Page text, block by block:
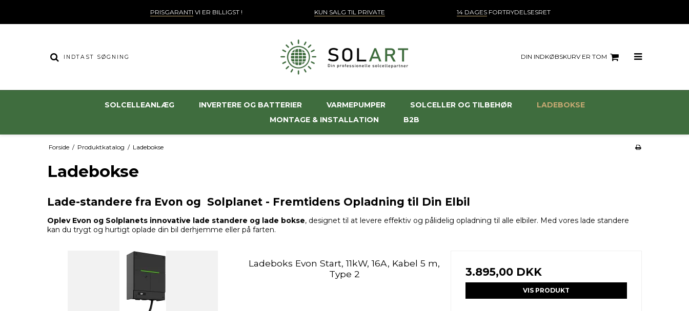
PRISGARANTI VI ER BILLIGST ! KUN SALG TIL PRIVATE 14 DAGESFORTRYDELSESRET
DIN INDKØBSKURV ER TOM
SOLCELLEANLÆG INVERTERE OG BATTERIER VARMEPUMPER SOLCELLER OG TILBEHØR
LADEBOKSE
MONTAGE & INSTALLATION
B2B
Forside / Produktkatalog / Ladebokse
Ladebokse
Lade-standere fra Evon og Solplanet - Fremtidens Opladning til Din Elbil
Oplev Evon og Solplanets innovative lade standere og lade bokse, designet til at levere effektiv og pålidelig opladning til alle elbiler. Med vores lade standere
kan du trygt og hurtigt oplade din bil derhjemme eller på farten.
Ladeboks Evon Start, 11kW, 16A, Kabel 5 m,
Type 2
3.895,00 DKK
VIS PRODUKT